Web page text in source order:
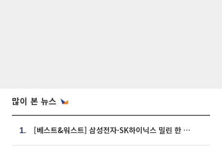
많이 본 뉴스
1. [베스트&워스트] 삼성전자·SK하이닉스 밀린 한 주…상상인증권은 85% 급등